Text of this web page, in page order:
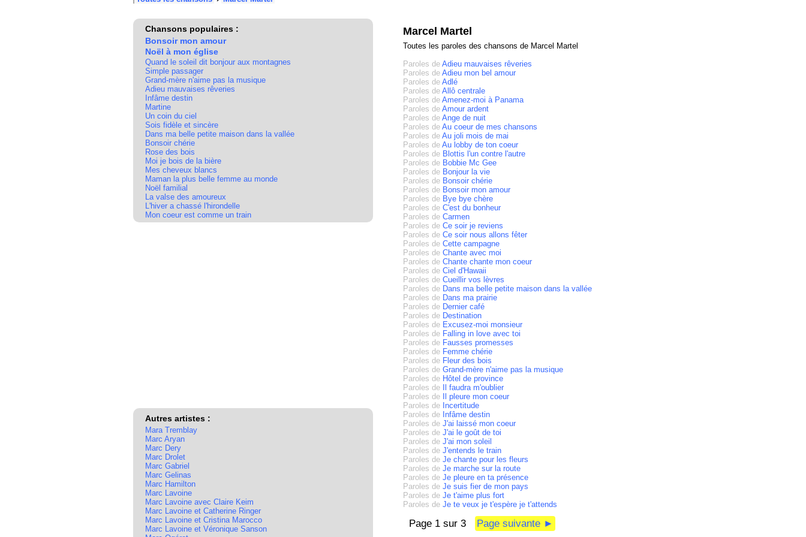
Chansons populaires :
Bonsoir mon amour
Noël à mon église
Quand le soleil dit bonjour aux montagnes
Simple passager
Grand-mère n'aime pas la musique
Adieu mauvaises rêveries
Infâme destin
Martine
Un coin du ciel
Sois fidèle et sincère
Dans ma belle petite maison dans la vallée
Bonsoir chérie
Rose des bois
Moi je bois de la bière
Mes cheveux blancs
Maman la plus belle femme au monde
Noël familial
La valse des amoureux
L'hiver a chassé l'hirondelle
Mon coeur est comme un train
Autres artistes :
Mara Tremblay
Marc Aryan
Marc Dery
Marc Drolet
Marc Gabriel
Marc Gelinas
Marc Hamilton
Marc Lavoine
Marc Lavoine avec Claire Keim
Marc Lavoine et Catherine Ringer
Marc Lavoine et Cristina Marocco
Marc Lavoine et Véronique Sanson
Marcel Martel
Toutes les paroles des chansons de Marcel Martel
Paroles de Adieu mauvaises rêveries
Paroles de Adieu mon bel amour
Paroles de Adlé
Paroles de Allô centrale
Paroles de Amenez-moi à Panama
Paroles de Amour ardent
Paroles de Ange de nuit
Paroles de Au coeur de mes chansons
Paroles de Au joli mois de mai
Paroles de Au lobby de ton coeur
Paroles de Blottis l'un contre l'autre
Paroles de Bobbie Mc Gee
Paroles de Bonjour la vie
Paroles de Bonsoir chérie
Paroles de Bonsoir mon amour
Paroles de Bye bye chère
Paroles de C'est du bonheur
Paroles de Carmen
Paroles de Ce soir je reviens
Paroles de Ce soir nous allons fêter
Paroles de Cette campagne
Paroles de Chante avec moi
Paroles de Chante chante mon coeur
Paroles de Ciel d'Hawaii
Paroles de Cueillir vos lèvres
Paroles de Dans ma belle petite maison dans la vallée
Paroles de Dans ma prairie
Paroles de Dernier café
Paroles de Destination
Paroles de Excusez-moi monsieur
Paroles de Falling in love avec toi
Paroles de Fausses promesses
Paroles de Femme chérie
Paroles de Fleur des bois
Paroles de Grand-mère n'aime pas la musique
Paroles de Hôtel de province
Paroles de
Il faudra m'oublier
Paroles de
Il pleure mon coeur
Paroles de Incertitude
Paroles de Infâme destin
Paroles de J'ai laissé mon coeur
Paroles de J'ai le goût de toi
Paroles de J'ai mon soleil
Paroles de J'entends le train
Paroles de Je chante pour les fleurs
Paroles de Je marche sur la route
Paroles de Je pleure en ta présence
Paroles de Je suis fier de mon pays
Paroles de Je t'aime plus fort
Paroles de Je te veux je t'espère je t'attends
Page 1 sur 3 Page suivante ►